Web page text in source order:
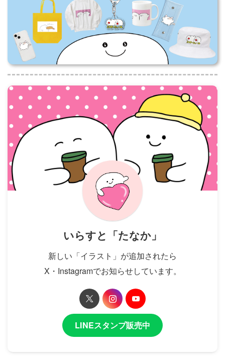
いらすと「たなか」
新しい「イラスト」が追加されたら
X・Instagramでお知らせしています。
LINEスタンプ販売中